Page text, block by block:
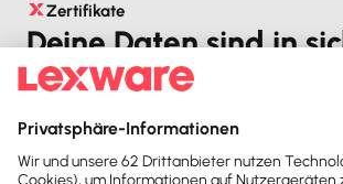
Zertifikate
Deine Daten sind in
Händen
verlässt sich nicht nur auf die üblichen
Sicherheitskonzepte, sondern